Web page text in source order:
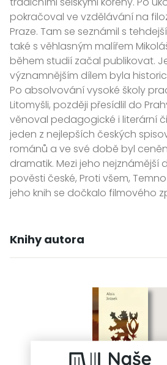
pokračoval ve vzdělávání na
Praze. Tam se seznámil s
také s věhlasným malířem
během studií začal publikovat.
významnějším dílem byla
Po absolvování vysoké školy
Litomyšli, později přesídlil do
věnoval pedagogické i literární
jeden z nejlepších českých
románů a ve své době byl
dramatik. Mezi jeho nejznámější
pověsti české, Proti všem, Temno
jeho knih se dočkalo filmového
Knihy autora